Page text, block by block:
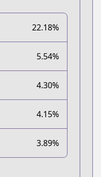
22.18%
5.54%
4.30%
4.15%
3.89%